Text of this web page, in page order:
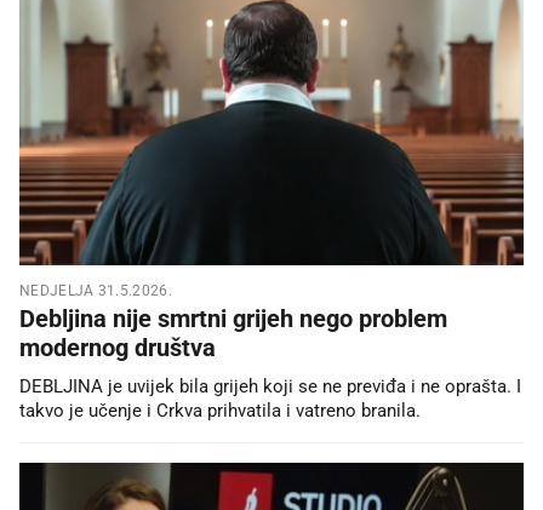
NEDJELJA 31.5.2026.
Debljina nije smrtni grijeh nego problem
modernog društva
DEBLJINA je uvijek bila grijeh koji se ne previđa i ne oprašta. I
takvo je učenje i Crkva prihvatila i vatreno branila.